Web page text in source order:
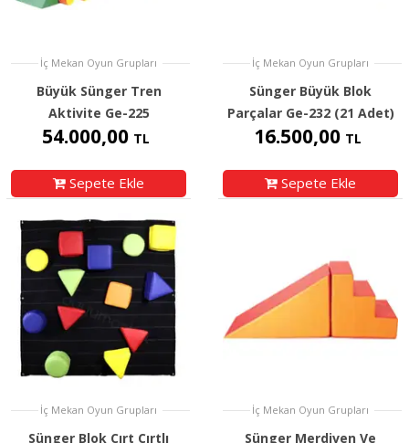
İç Mekan Oyun Grupları
Büyük Sünger Tren
Aktivite Ge-225
54.000,00 TL
Sepete Ekle
İç Mekan Oyun Grupları
Sünger Büyük Blok
Parçalar Ge-232 (21 Adet)
16.500,00 TL
Sepete Ekle
İç Mekan Oyun Grupları
Sünger Blok Cırt Cırtlı
İç Mekan Oyun Grupları
Sünger Merdiven Ve